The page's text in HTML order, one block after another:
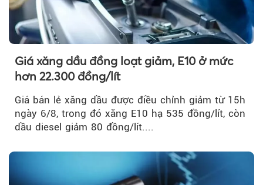
Giá xăng dầu đồng loạt giảm, E10 ở mức
hơn 22.300 đồng/lít
Giá bán lẻ xăng dầu được điều chỉnh giảm từ 15h
ngày 6/8, trong đó xăng E10 hạ 535 đồng/lít, còn
dầu diesel giảm 80 đồng/lít....